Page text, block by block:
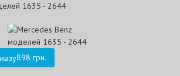
1635 - 2644
898 грн.